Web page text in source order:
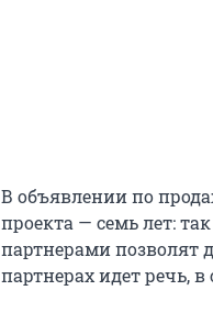
В объявлении по
проекта — семь лет:
партнерами позволят
партнерах идет речь,